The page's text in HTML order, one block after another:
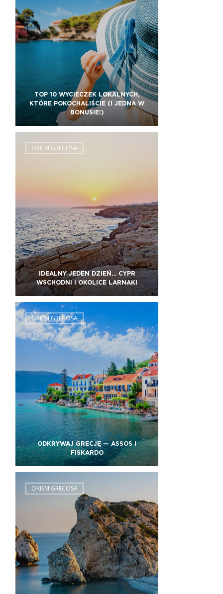
TOP 10 WYCIECZEK LOKALNYCH,
KTÓRE POKOCHALIŚCIE (I JEDNA W
BONUSIE!)
OKIEM GRECOSA
IDEALNY JEDEN DZIEŃ… CYPR
WSCHODNI I OKOLICE LARNAKI
OKIEM GRECOSA
ODKRYWAJ GRECJĘ — ASSOS I
FISKARDO
OKIEM GRECOSA